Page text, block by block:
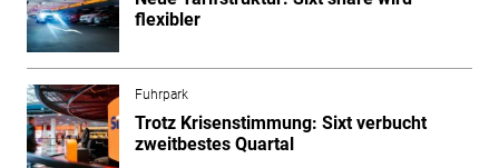
flexibler
Fuhrpark
Trotz Krisenstimmung: Sixt verbucht
zweitbestes Quartal